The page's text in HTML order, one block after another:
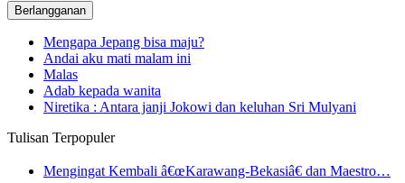
Mengapa Jepang bisa maju?
Andai aku mati malam ini
Malas
Adab kepada wanita
Niretika : Antara janji Jokowi dan keluhan Sri Mulyani
Tulisan Terpopuler
Mengingat Kembali â€œKarawang-Bekasiâ€ dan Maestro…